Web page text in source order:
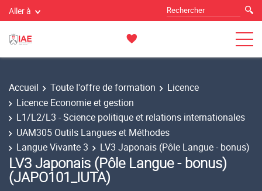
Aller à
Accueil Toute l'offre de formation
Licence
Licence Economie et gestion
L1/L2/L3 - Science politique et relations internationales
UAM305 Outils Langues et Méthodes
Langue Vivante 3
LV3 Japonais (Pôle Langue - bonus)
LV3 Japonais (Pôle Langue - bonus)
(JAPO101_IUTA)